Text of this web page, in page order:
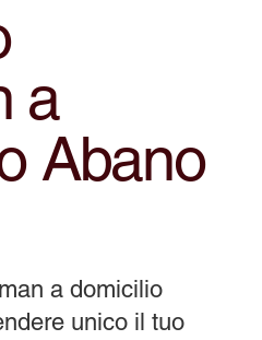
a
Abano
a domicilio
unico il tuo